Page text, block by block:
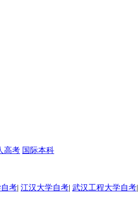
高考 国际本科
考| 江汉大学自考| 武汉工程大学自考|